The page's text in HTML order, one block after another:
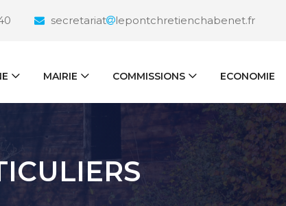
secretariat lepontchretienchabenet.fr
MAIRIE COMMISSIONS ECONOMIE